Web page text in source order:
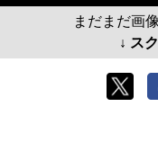
まだまだ画
↓ ス